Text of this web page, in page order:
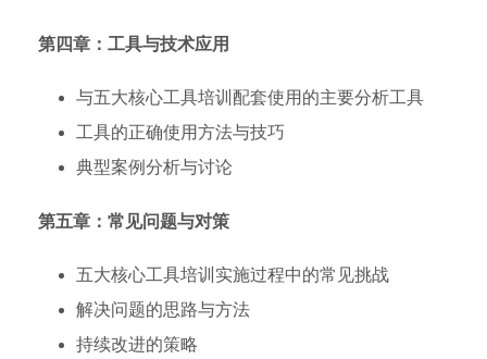
第四章：工具与技术应用
与五大核心工具培训配套使用的主要分析工具
工具的正确使用方法与技巧
典型案例分析与讨论
第五章：常见问题与对策
五大核心工具培训实施过程中的常见挑战
解决问题的思路与方法
持续改进的策略